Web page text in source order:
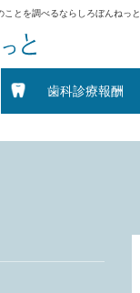
とを調べるならしろぼんねっと
歯科診療報酬